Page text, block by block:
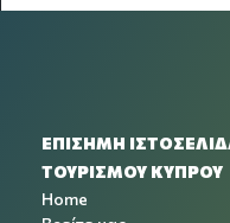
ΕΠΙΣΗΜΗ
ΤΟΥΡΙΣΜΟΥ ΚΥΠΡΟΥ
Home